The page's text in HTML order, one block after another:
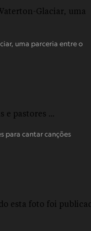
uma parceria entre o
para cantar canções